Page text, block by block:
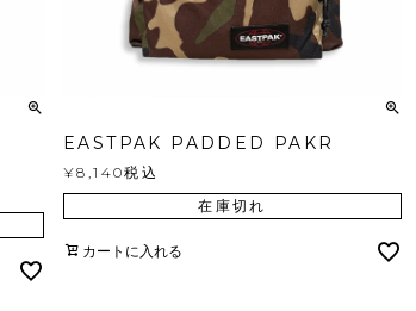
EASTPAK PADDED PAKR
¥8,140税込
在庫切れ
カートに入れる